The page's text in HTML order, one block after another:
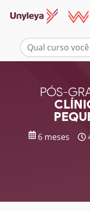
PÓS-
6 meses